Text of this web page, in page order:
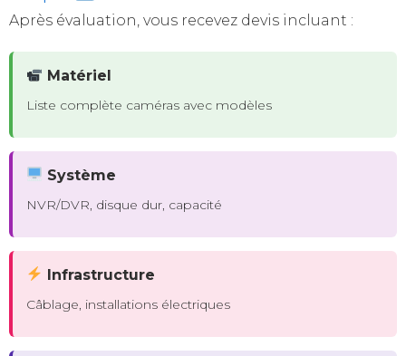
Après évaluation, vous recevez devis incluant :
Matériel
Liste complète caméras avec modèles
Système
NVR/DVR, disque dur, capacité
Infrastructure
Câblage, installations électriques